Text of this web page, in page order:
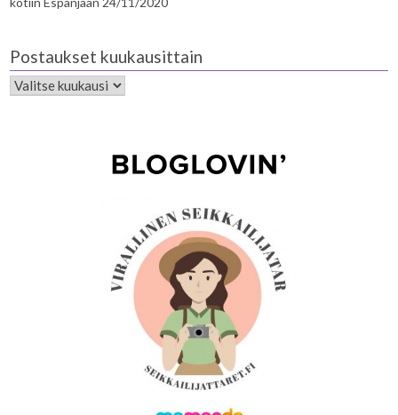
Postaukset kuukausittain